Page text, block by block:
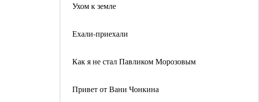
Ухом к земле
Ехали-приехали
Как я не стал Павликом Морозовым
Привет от Вани Чонкина